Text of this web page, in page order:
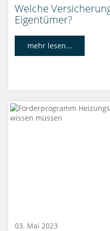
Welche
Eigentümer?
mehr lesen...
03. Mai 2023